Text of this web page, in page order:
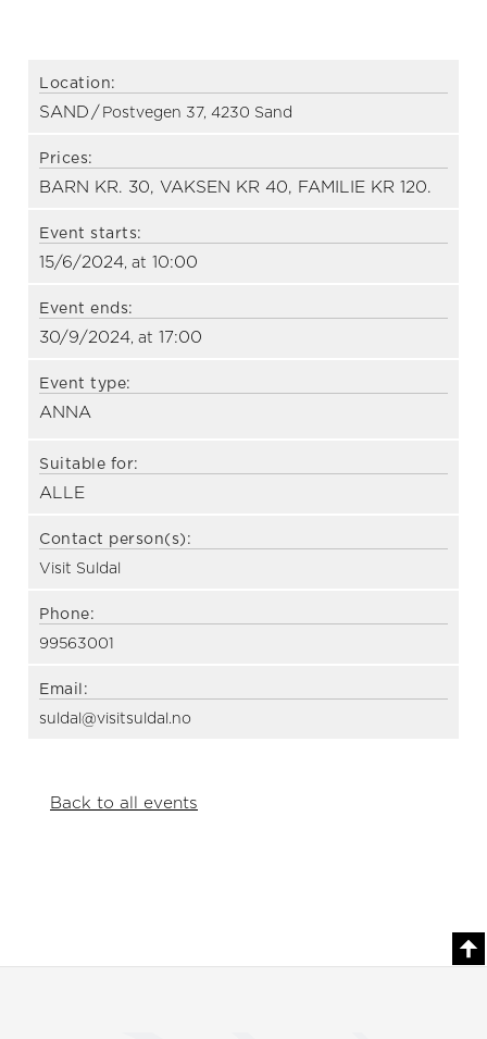
Location:
SAND / Postvegen 37, 4230 Sand
Prices:
BARN KR. 30, VAKSEN KR 40, FAMILIE KR 120.
Event starts:
15/6/2024, at 10:00
Event ends:
30/9/2024, at 17:00
Event type:
ANNA
Suitable for:
ALLE
Contact person(s):
Visit Suldal
Phone:
99563001
Email:
suldal@visitsuldal.no
Back to all events